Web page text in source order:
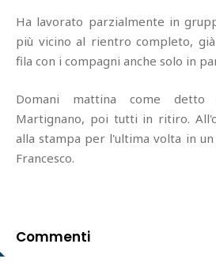
Ha lavorato parzialmente in
più vicino al rientro completo,
fila con i compagni anche solo in
Domani mattina come
Martignano, poi tutti in ritiro.
alla stampa per l'ultima volta in
Francesco.
Commenti